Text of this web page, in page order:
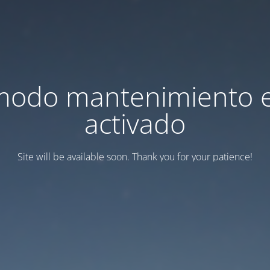
mantenimiento
activado
Site will be available soon. Thank you for your patience!